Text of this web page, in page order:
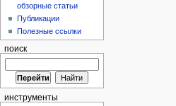
обзорные статьи
Публикации
Полезные ссылки
поиск
инструменты